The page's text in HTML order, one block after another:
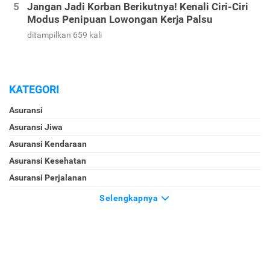
Jangan Jadi Korban Berikutnya! Kenali Ciri-Ciri
Modus Penipuan Lowongan Kerja Palsu
ditampilkan 659 kali
KATEGORI
Asuransi
Asuransi Jiwa
Asuransi Kendaraan
Asuransi Kesehatan
Asuransi Perjalanan
Selengkapnya